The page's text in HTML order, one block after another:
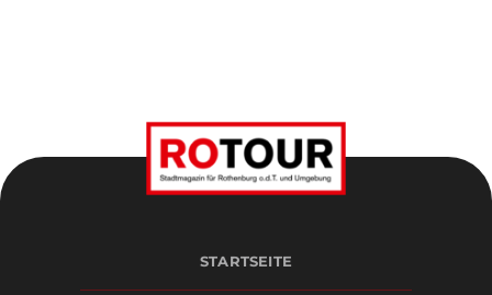
STARTSEITE